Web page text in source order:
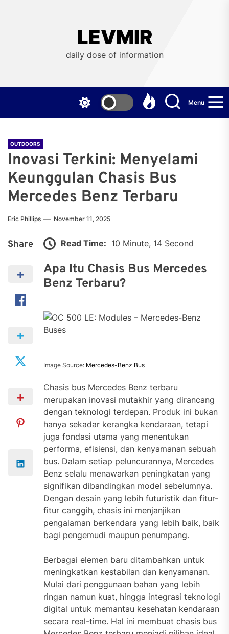
LEVMIR
daily dose of information
Menu
OUTDOORS
Inovasi Terkini: Menyelami
Keunggulan Chasis Bus
Mercedes Benz Terbaru
Eric Phillips November 11, 2025
Share Read Time: 10 Minute, 14 Second
Apa Itu Chasis Bus Mercedes
Benz Terbaru?
Image Source: Mercedes-Benz Bus
Chasis bus Mercedes Benz terbaru
merupakan inovasi mutakhir yang dirancang
dengan teknologi terdepan. Produk ini bukan
hanya sekadar kerangka kendaraan, tetapi
juga fondasi utama yang menentukan
performa, efisiensi, dan kenyamanan sebuah
bus. Dalam setiap peluncurannya, Mercedes
Benz selalu menawarkan peningkatan yang
signifikan dibandingkan model sebelumnya.
Dengan desain yang lebih futuristik dan fitur-
fitur canggih, chasis ini menjanjikan
pengalaman berkendara yang lebih baik, baik
bagi pengemudi maupun penumpang.
Berbagai elemen baru ditambahkan untuk
meningkatkan kestabilan dan kenyamanan.
Mulai dari penggunaan bahan yang lebih
ringan namun kuat, hingga integrasi teknologi
digital untuk memantau kesehatan kendaraan
secara real-time. Hal ini membuat chasis bus